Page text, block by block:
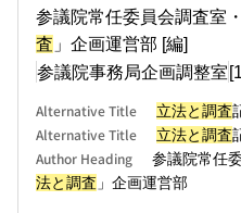
参議院常任委員会調査室
査 」企画運営部 [編]
参議院事務局企画調整室
Alternative Title 立法と調査
Alternative Title 立法と調査
Author Heading 参議院常任
法と調査 」企画運営部